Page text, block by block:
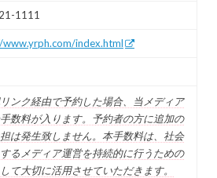
1111
index.html
ンク経由で予約した場合、当メディア
数料が入ります。予約者の方に追加の
は発生致しません。本手数料は、社会
るメディア運営を持続的に行うための
て大切に活用させていただきます。